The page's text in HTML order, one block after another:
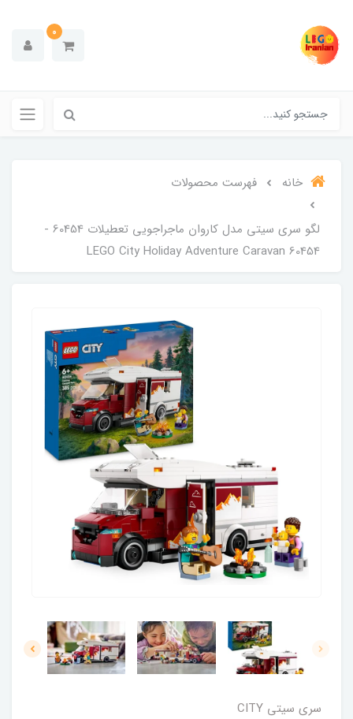
0
خانه فهرست محصولات
لگو سری سیتی مدل کاروان ماجراجویی تعطیلات 60454 -
LEGO City Holiday Adventure Caravan 60454
سری سیتی CITY